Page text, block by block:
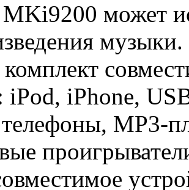
может
iPhone,
MP3-